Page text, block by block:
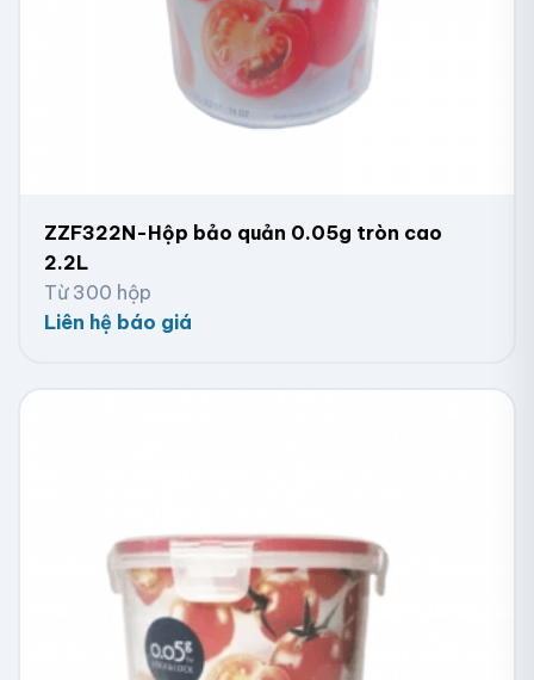
ZZF322N-Hộp bảo quản 0.05g tròn cao
2.2L
Từ 300 hộp
Liên hệ báo giá